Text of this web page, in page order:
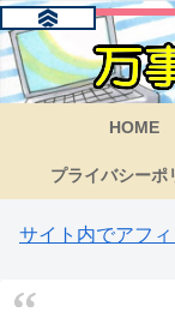
HOME
プライバシーポ
サイト内でアフ